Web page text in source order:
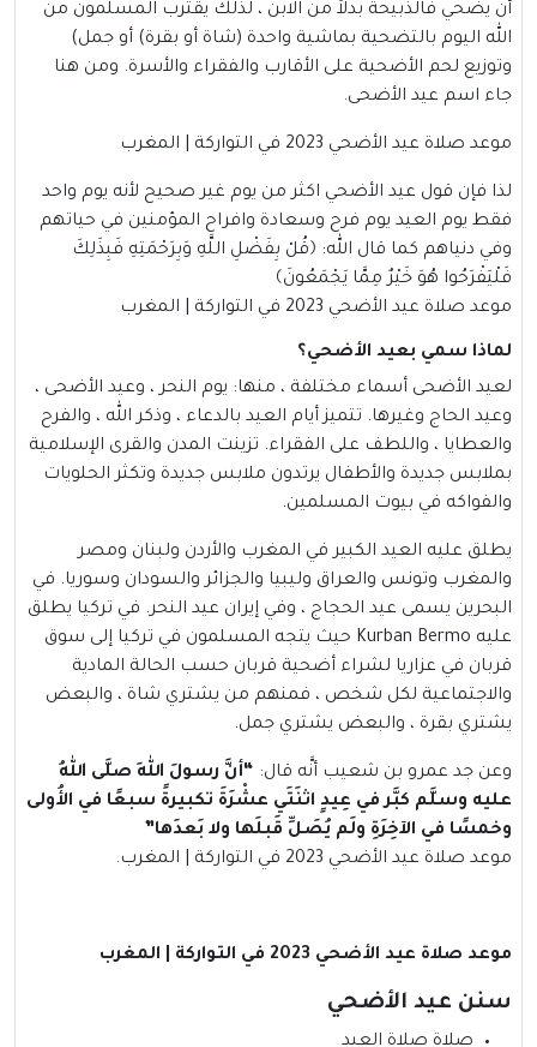
أن يضحي فالذبيحة بدلاً من الابن ، لذلك يقترب المسلمون من
الله اليوم بالتضحية بماشية واحدة (شاة أو بقرة) أو جمل)
وتوزيع لحم الأضحية على الأقارب والفقراء والأسرة. ومن هنا
جاء اسم عيد الأضحى.
موعد صلاة عيد الأضحي 2023 في التواركة | المغرب
لذا فإن قول عيد الأضحي اكثر من يوم غير صحيح لأنه يوم واحد
فقط يوم العيد يوم فرح وسعادة وافراح المؤمنين في حياتهم
وفي دنياهم كما قال الله: ﴿قُلْ بِفَضْلِ اللَّهِ وَبِرَحْمَتِهِ فَبِذَلِكَ
فَلْيَفْرَحُوا هُوَ خَيْرٌ مِمَّا يَجْمَعُونَ﴾
موعد صلاة عيد الأضحي 2023 في التواركة | المغرب
لماذا سمي بعيد الأضحي؟
لعيد الأضحى أسماء مختلفة ، منها: يوم النحر ، وعيد الأضحى ،
وعيد الحاج وغيرها. تتميز أيام العيد بالدعاء ، وذكر الله ، والفرح
والعطايا ، واللطف على الفقراء. تزينت المدن والقرى الإسلامية
بملابس جديدة والأطفال يرتدون ملابس جديدة وتكثر الحلويات
والفواكه في بيوت المسلمين.
يطلق عليه العيد الكبير في المغرب والأردن ولبنان ومصر
والمغرب وتونس والعراق وليبيا والجزائر والسودان وسوريا. في
البحرين يسمى عيد الحجاج ، وفي إيران عيد النحر. في تركيا يطلق
عليه Kurban Bermo حيث يتجه المسلمون في تركيا إلى سوق
قربان في عزاريا لشراء أضحية قربان حسب الحالة المادية
والاجتماعية لكل شخص ، فمنهم من يشتري شاة ، والبعض
يشتري بقرة ، والبعض يشتري جمل.
وعن جد عمرو بن شعيب أنَّه قال: “أنَّ رسولَ اللهِ صلَّى اللهُ
عليه وسلَّم كبَّر في عِيدٍ اثنَتَي عشْرَةَ تكبيرةً سبعًا في الأُولى
وخمسًا في الآخِرَةِ ولَم يُصَلِّ قَبلَها ولا بَعدَها”
موعد صلاة عيد الأضحي 2023 في التواركة | المغرب.
موعد صلاة عيد الأضحي 2023 في التواركة | المغرب
سنن عيد الأضحي
صلاة صلاة العيد